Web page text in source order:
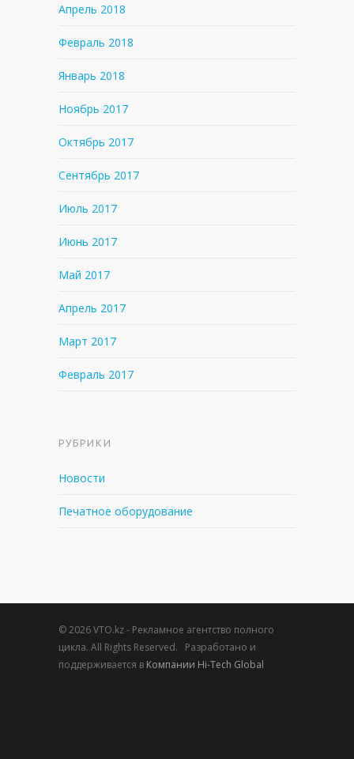
Апрель 2018
Февраль 2018
Январь 2018
Ноябрь 2017
Октябрь 2017
Сентябрь 2017
Июль 2017
Июнь 2017
Май 2017
Апрель 2017
Март 2017
Февраль 2017
РУБРИКИ
Новости
Печатное оборудование
© 2026 VTO.kz - Рекламное агентство полного
цикла. All Rights Reserved. Разработано и
поддерживается в Компании Hi-Tech Global